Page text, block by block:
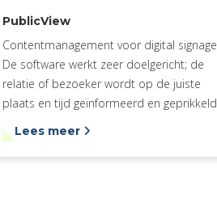
PublicView
Contentmanagement voor digital signage.
De software werkt zeer doelgericht; de
relatie of bezoeker wordt op de juiste
plaats en tijd geïnformeerd en geprikkeld.
Lees meer